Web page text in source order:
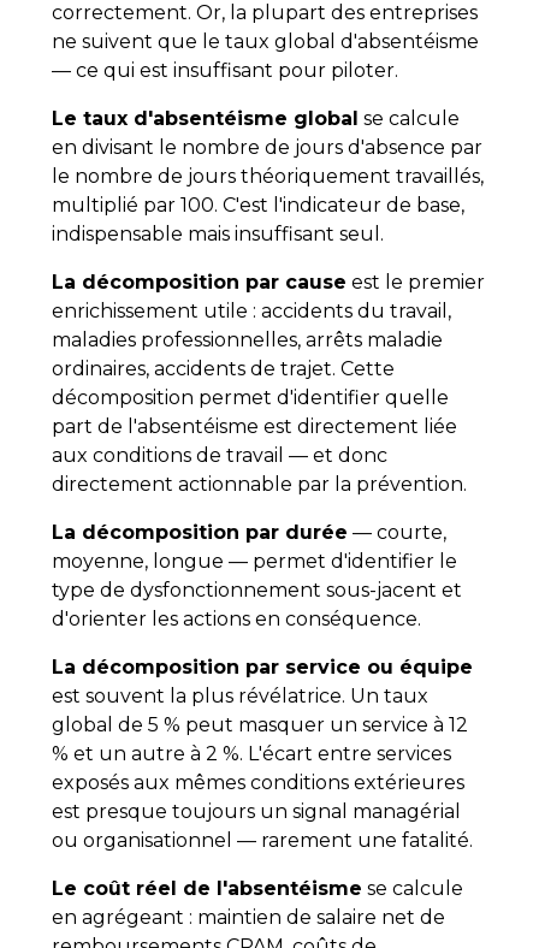
correctement. Or, la plupart des entreprises
ne suivent que le taux global d'absentéisme
— ce qui est insuffisant pour piloter.
Le taux d'absentéisme global se calcule
en divisant le nombre de jours d'absence par
le nombre de jours théoriquement travaillés,
multiplié par 100. C'est l'indicateur de base,
indispensable mais insuffisant seul.
La décomposition par cause est le premier
enrichissement utile : accidents du travail,
maladies professionnelles, arrêts maladie
ordinaires, accidents de trajet. Cette
décomposition permet d'identifier quelle
part de l'absentéisme est directement liée
aux conditions de travail — et donc
directement actionnable par la prévention.
La décomposition par durée — courte,
moyenne, longue — permet d'identifier le
type de dysfonctionnement sous-jacent et
d'orienter les actions en conséquence.
La décomposition par service ou équipe
est souvent la plus révélatrice. Un taux
global de 5 % peut masquer un service à 12
% et un autre à 2 %. L'écart entre services
exposés aux mêmes conditions extérieures
est presque toujours un signal managérial
ou organisationnel — rarement une fatalité.
Le coût réel de l'absentéisme se calcule
en agrégeant : maintien de salaire net de